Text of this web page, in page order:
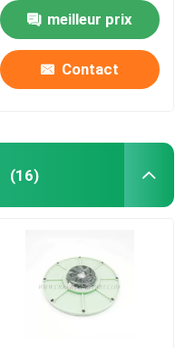
meilleur prix
Contact
(16)